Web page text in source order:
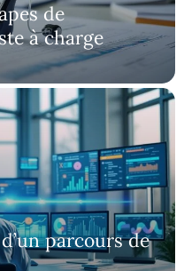
de
à charge
parcours de